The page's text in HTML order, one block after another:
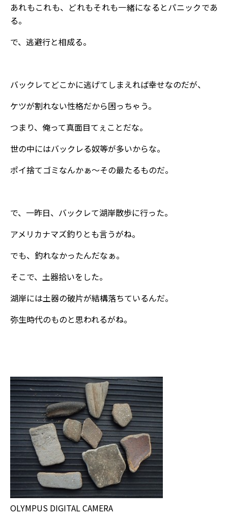
あれもこれも、どれもそれも一緒になるとパニックであ
る。
で、逃避行と相成る。
バックレてどこかに逃げてしまえれば幸せなのだが、
ケツが割れない性格だから困っちゃう。
つまり、俺って真面目てぇことだな。
世の中にはバックレる奴等が多いからな。
ポイ捨てゴミなんかぁ～その最たるものだ。
で、一昨日、バックレて湖岸散歩に行った。
アメリカナマズ釣りとも言うがね。
でも、釣れなかったんだなぁ。
そこで、土器拾いをした。
湖岸には土器の破片が結構落ちているんだ。
弥生時代のものと思われるがね。
OLYMPUS DIGITAL CAMERA